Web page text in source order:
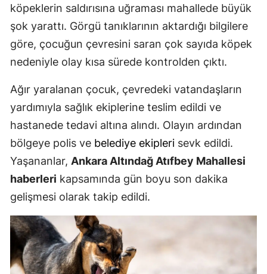
köpeklerin saldırısına uğraması mahallede büyük
şok yarattı. Görgü tanıklarının aktardığı bilgilere
göre, çocuğun çevresini saran çok sayıda köpek
nedeniyle olay kısa sürede kontrolden çıktı.
Ağır yaralanan çocuk, çevredeki vatandaşların
yardımıyla sağlık ekiplerine teslim edildi ve
hastanede tedavi altına alındı. Olayın ardından
bölgeye polis ve belediye ekipleri sevk edildi.
Yaşananlar, Ankara Altındağ Atıfbey Mahallesi
haberleri kapsamında gün boyu son dakika
gelişmesi olarak takip edildi.